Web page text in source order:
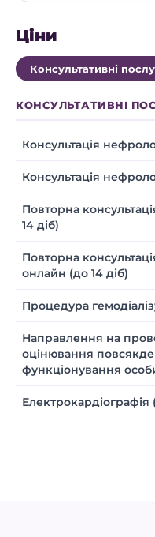
Ціни
Консультативні
КОНСУЛЬТАТИВНІ
Консультація
Консультація
Повторна
14 діб)
Повторна
онлайн (до 14 діб)
Процедура
Направлення на
оцінювання
функціонування
Електрокардіографія